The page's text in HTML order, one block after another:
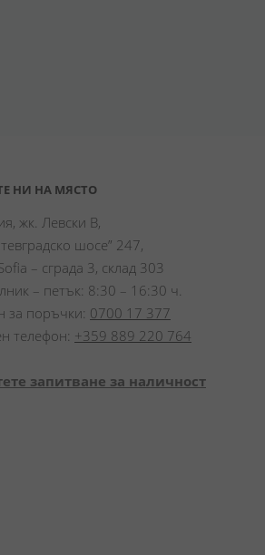
НИ НА МЯСТО
жк. Левски В,
шосе” 247,
– сграда 3, склад 303
– петък: 8:30 – 16:30 ч.
за поръчки: 0700 17 377
телефон: +359 889 220 764
запитване за наличност